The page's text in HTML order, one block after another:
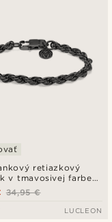
retiazkový
v tmavosivej farbe
34,95 €
LUCLEON